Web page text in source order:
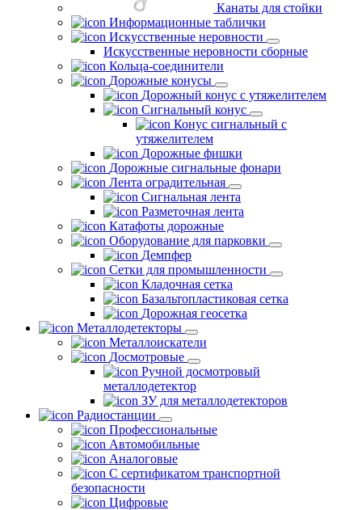
Канаты для стойки
Информационные таблички
Искусственные неровности
Искусственные неровности сборные
Кольца-соединители
Дорожные конусы
Дорожный конус с утяжелителем
Сигнальный конус
Конус сигнальный с
утяжелителем
Дорожные фишки
Дорожные сигнальные фонари
Лента оградительная
Сигнальная лента
Разметочная лента
Катафоты дорожные
Оборудование для парковки
Демпфер
Сетки для промышленности
Кладочная сетка
Базальтопластиковая сетка
Дорожная геосетка
Металлодетекторы
Металлоискатели
Досмотровые
Ручной досмотровый
металлодетектор
ЗУ для металлодетекторов
Радиостанции
Профессиональные
Автомобильные
Аналоговые
С сертификатом транспортной
безопасности
Цифровые